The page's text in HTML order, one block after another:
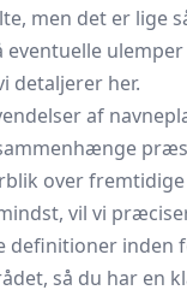
men det er lige
detaljerer her.
af
over
vil vi
definitioner inden
så du har en